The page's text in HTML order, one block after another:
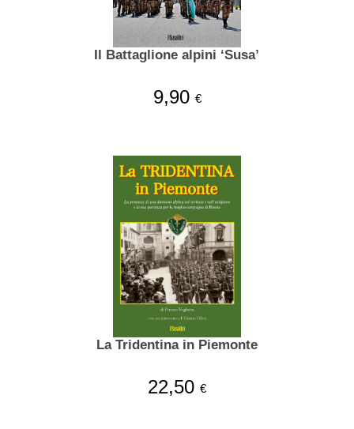
Il Battaglione alpini ‘Susa’
9,90 €
La Tridentina in Piemonte
22,50 €